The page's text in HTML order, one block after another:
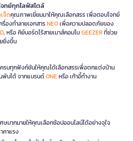
ทย์ทุกไลฟ์สไตล์
จ็ตคุณภาพเยี่ยมมาให้คุณเลือกสรร เพื่อตอบโจทย์
องทำลายเอกสารNEOเพื่อความปลอดภัยของ
, หรือ คีย์บอร์ดไร้สายเมาส์คอมโบGEEZERที่ช่วย
ยิ่งขึ้น
ครบทุกฟังก์ชันให้คุณได้เลือกสรรเพื่อตกแต่งบ้าน
นพับได้ จากแบรนด์ONEหรือ เก้าอี้ทำงาน
ษมากมายให้คุณเลือกช้อปออนไลน์ได้อย่างจุใจ
คาแรง